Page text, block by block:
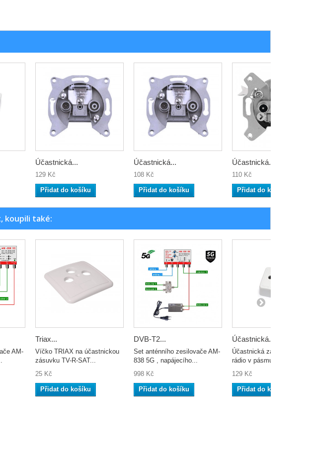
Účastnická...
129 Kč
Přidat do košíku
Účastnická...
108 Kč
Přidat do košíku
Účastnická...
110 Kč
Přidat do košíku
koupili také:
AM-
Triax...
Víčko TRIAX na účastnickou
zásuvku TV-R-SAT...
25 Kč
Přidat do košíku
DVB-T2...
Set anténního zesilovače AM-
838 5G , napájecího...
998 Kč
Přidat do košíku
Účastnická...
Účastnická zásuvka pro TV
rádio v pásmu VKV
129 Kč
Přidat do košíku